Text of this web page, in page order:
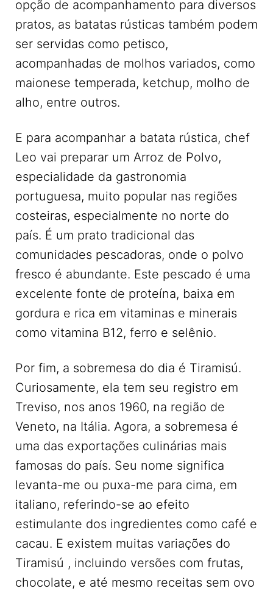
opção de acompanhamento para diversos
pratos, as batatas rústicas também podem
ser servidas como petisco,
acompanhadas de molhos variados, como
maionese temperada, ketchup, molho de
alho, entre outros.
E para acompanhar a batata rústica, chef
Leo vai preparar um Arroz de Polvo,
especialidade da gastronomia
portuguesa, muito popular nas regiões
costeiras, especialmente no norte do
país. É um prato tradicional das
comunidades pescadoras, onde o polvo
fresco é abundante. Este pescado é uma
excelente fonte de proteína, baixa em
gordura e rica em vitaminas e minerais
como vitamina B12, ferro e selênio.
Por fim, a sobremesa do dia é Tiramisú.
Curiosamente, ela tem seu registro em
Treviso, nos anos 1960, na região de
Veneto, na Itália. Agora, a sobremesa é
uma das exportações culinárias mais
famosas do país. Seu nome significa
levanta-me ou puxa-me para cima, em
italiano, referindo-se ao efeito
estimulante dos ingredientes como café e
cacau. E existem muitas variações do
Tiramisú , incluindo versões com frutas,
chocolate, e até mesmo receitas sem ovo